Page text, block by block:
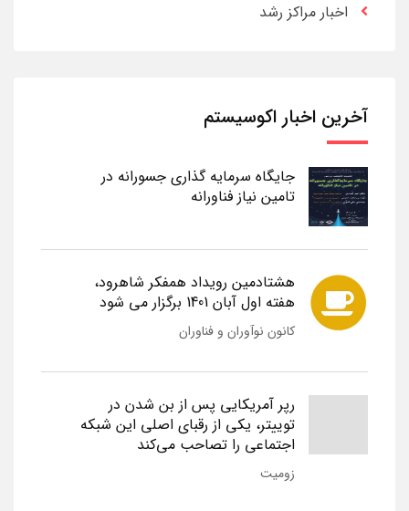
اخبار مراکز رشد
آخرین اخبار اکوسیستم
جایگاه سرمایه گذاری جسورانه در
تامین نیاز فناورانه
هشتادمین رویداد همفکر شاهرود،
هفته اول آبان 1401 برگزار می شود
کانون نوآوران و فناوران
رپر آمریکایی پس از بن شدن در
توییتر، یکی از رقبای اصلی این شبکه
اجتماعی را تصاحب می‌کند
زومیت